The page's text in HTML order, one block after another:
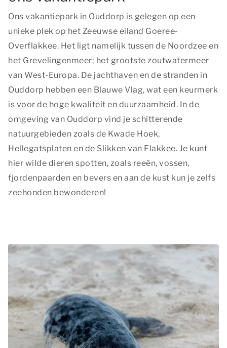
Ons vakantiepark in Ouddorp is gelegen op een
unieke plek op het Zeeuwse eiland Goeree-
Overflakkee. Het ligt namelijk tussen de Noordzee en
het Grevelingenmeer; het grootste zoutwatermeer
van West-Europa. De jachthaven en de stranden in
Ouddorp hebben een Blauwe Vlag, wat een keurmerk
is voor de hoge kwaliteit en duurzaamheid. In de
omgeving van Ouddorp vind je schitterende
natuurgebieden zoals de Kwade Hoek,
Hellegatsplaten en de Slikken van Flakkee. Je kunt
hier wilde dieren spotten, zoals reeën, vossen,
fjordenpaarden en bevers en aan de kust kun je zelfs
zeehonden bewonderen!